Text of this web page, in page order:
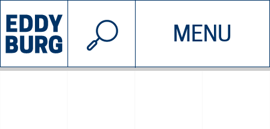
MENU
INIZIATIVE CHI SIAMO
© 2026 EDDYBURG